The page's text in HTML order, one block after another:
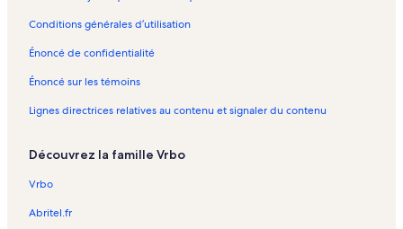
Port Douglas – complexes touristiques
Propriétés de vacances avec piscine – Port Douglas
Cassowary Corridor Nature Refuge – villas
Grande barrière de corail – maisons de campagne
Propriétés de vacances pour les familles – Port Douglas
familles à proximité
Von Keyserlingk Woodlands Nature Refuge – chalets
Conditions générales d’utilisation
Énoncé de confidentialité
Énoncé sur les témoins
Lignes directrices relatives au contenu et signaler du contenu
Découvrez la famille Vrbo
Vrbo
Abritel.fr